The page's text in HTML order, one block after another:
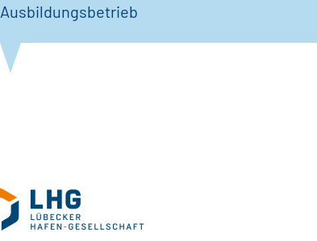
Ausbildungsbetrieb